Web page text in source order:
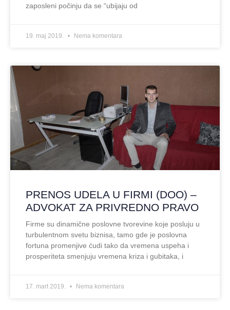
zaposleni počinju da se “ubijaju od
19. maj 2019. Nema komentara
PRENOS UDELA U FIRMI (DOO) –
ADVOKAT ZA PRIVREDNO PRAVO
Firme su dinamične poslovne tvorevine koje posluju u
turbulentnom svetu biznisa, tamo gde je poslovna
fortuna promenjive ćudi tako da vremena uspeha i
prosperiteta smenjuju vremena kriza i gubitaka, i
17. mart 2019. Nema komentara